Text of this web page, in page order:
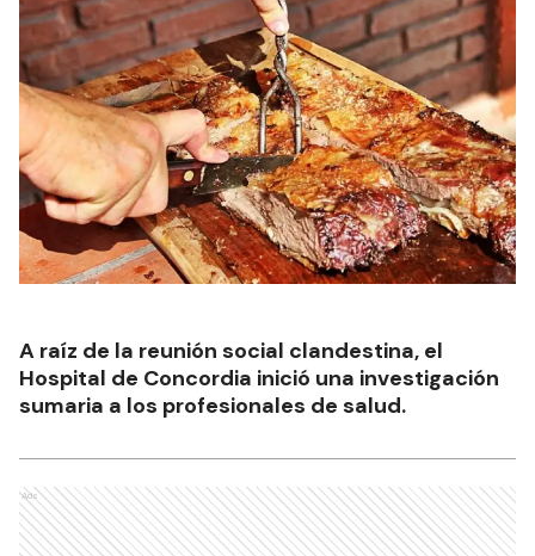
A raíz de la reunión social clandestina, el
Hospital de Concordia inició una investigación
sumaria a los profesionales de salud.
Ads